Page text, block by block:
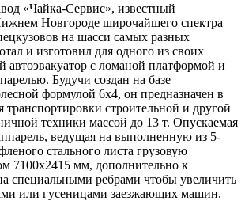
«Чайка-Сервис», известный
Новгороде широчайшего спектра
на шасси самых разных
и изготовил для одного из своих
автоэвакуатор с ломаной платформой и
Будучи создан на базе
формулой 6х4, он предназначен в
транспортировки строительной и другой
техники массой до 13 т. Опускаемая
ведущая на выполненную из 5-
стального листа грузовую
7100х2415 мм, дополнительно к
специальными ребрами чтобы увеличить
или гусеницами заезжающих машин.